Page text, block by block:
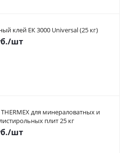
клей ЕК 3000 Universal (25 кг)
/шт
для минераловатных и
плит 25 кг
/шт